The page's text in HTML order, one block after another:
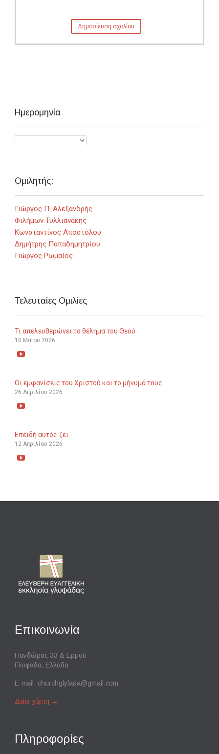
Ημερομηνία
Ομιλητής:
Γιώργος Π. Αλεξανδρής
Φιλήμων Τυλλιανάκης
Κωνσταντίνος Αποστόλου
Δημήτρης Παπαδημητρίου
Γιώργος Ρωμαίος
Τελευταίες Ομιλίες
Τι απελευθερώνει το θέλημα του Θεού
10 Μαΐου 2026

Οι εμφανίσεις του Χριστού και το μήνυμά τους
26 Απριλίου 2026

Επειδή αυτός ζει
12 Απριλίου 2026

Επικοινωνία
Πανδώρας 33 & Ερμού
Γλυφάδα, Ελλάδα
E-mail: churchglyfada@gmail.com
Δείτε χάρτη →
Πληροφορίες